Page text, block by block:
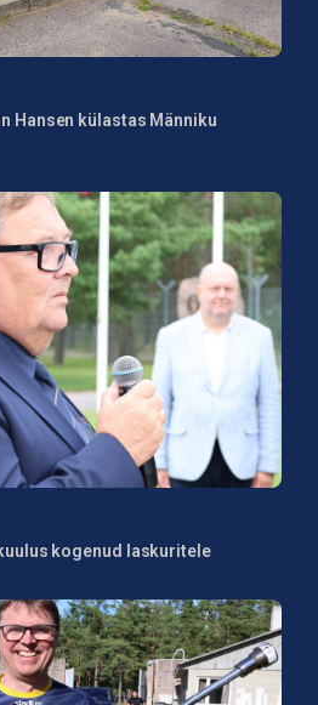
Hansen külastas Männiku
kogenud laskuritele